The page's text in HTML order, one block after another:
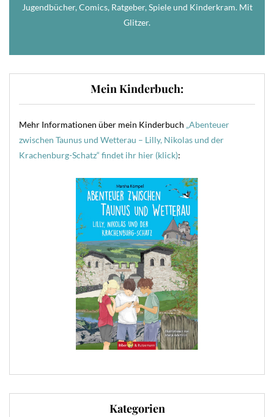
Jugendbücher, Comics, Ratgeber, Spiele und Kinderkram. Mit
Glitzer.
Mein Kinderbuch:
Mehr Informationen über mein Kinderbuch „Abenteuer
zwischen Taunus und Wetterau – Lilly, Nikolas und der
Krachenburg-Schatz“ findet ihr hier (klick):
Kategorien